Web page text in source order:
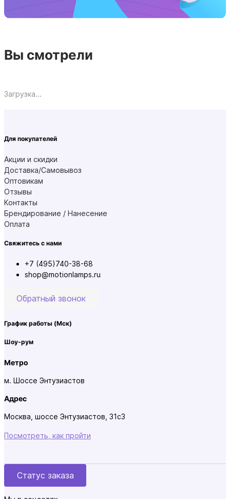
Вы смотрели
Загрузка...
Для покупателей
Акции и скидки
Доставка/Самовывоз
Оптовикам
Отзывы
Контакты
Брендирование / Нанесение
Оплата
Свяжитесь с нами
+7 (495)740-38-68
shop@motionlamps.ru
Обратный звонок
График работы (Мск)
Шоу-рум
Метро
м. Шоссе Энтузиастов
Адрес
Москва, шоссе Энтузиастов, 31с3
Посмотреть, как пройти
Статус заказа